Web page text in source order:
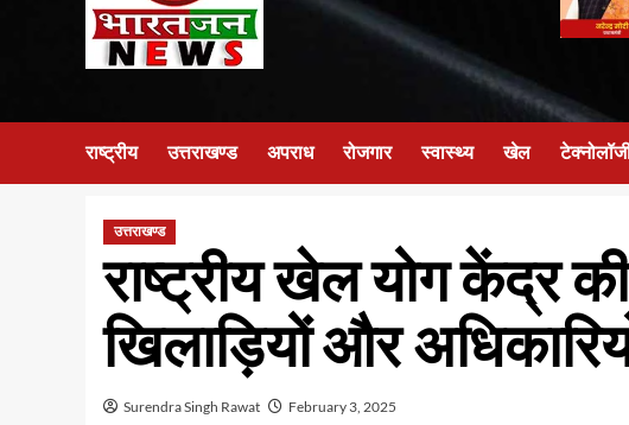
राष्ट्रीय उत्तराखण्ड अपराध रोजगार स्वास्थ्य खेल
उत्तराखण्ड
राष्ट्रीय खेल योग केंद्र
खिलाड़ियों और
Surendra Singh Rawat February 3, 2025